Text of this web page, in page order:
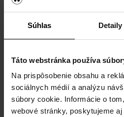
Súhlas Detaily
Táto webstránka používa
Na prispôsobenie obsahu a
sociálnych médií a analýzu
súbory cookie. Informácie o
webové stránky, poskytujeme
Finalit č. 8 -